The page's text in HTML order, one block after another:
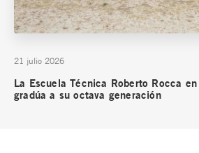
21 julio 2026
La Escuela Técnica Roberto Rocca en
gradúa a su octava generación